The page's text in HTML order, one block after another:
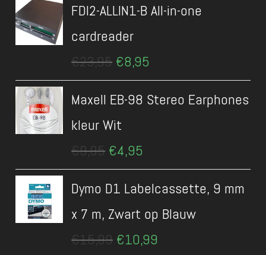
€13,99.
€6,45.
FDI2-ALLIN1-B All-in-one
cardreader
€23,95 Oorspronkelijke
prijs
€23,95.
€8,95
€8,95.
Maxell EB-98 Stereo Earphones
kleur Wit
€9,95 Oorspronkelijke
prijs
€9,95.
€4,95
€4,95.
Dymo D1 Labelcassette, 9 mm
x 7 m, Zwart op Blauw
€15,99 Oorspronkelijke
prijs
€10,99